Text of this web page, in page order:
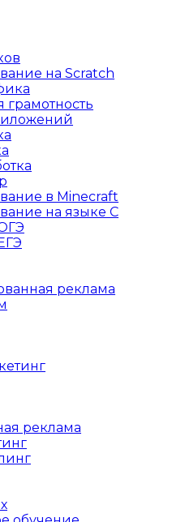
на Scratch
в Minecraft
на языке C
реклама
реклама